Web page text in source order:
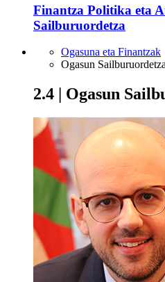
Finantza Politika eta
Sailburuordetza
Ogasuna eta Finantzak
Ogasun Sailburuordetza
2.4 | Ogasun